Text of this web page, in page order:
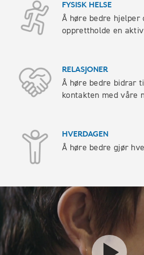
FYSISK HELSE
Å høre bedre hjelper
opprettholde en
RELASJONER
Å høre bedre bidrar
kontakten med våre
HVERDAGEN
Å høre bedre gjør
Se video